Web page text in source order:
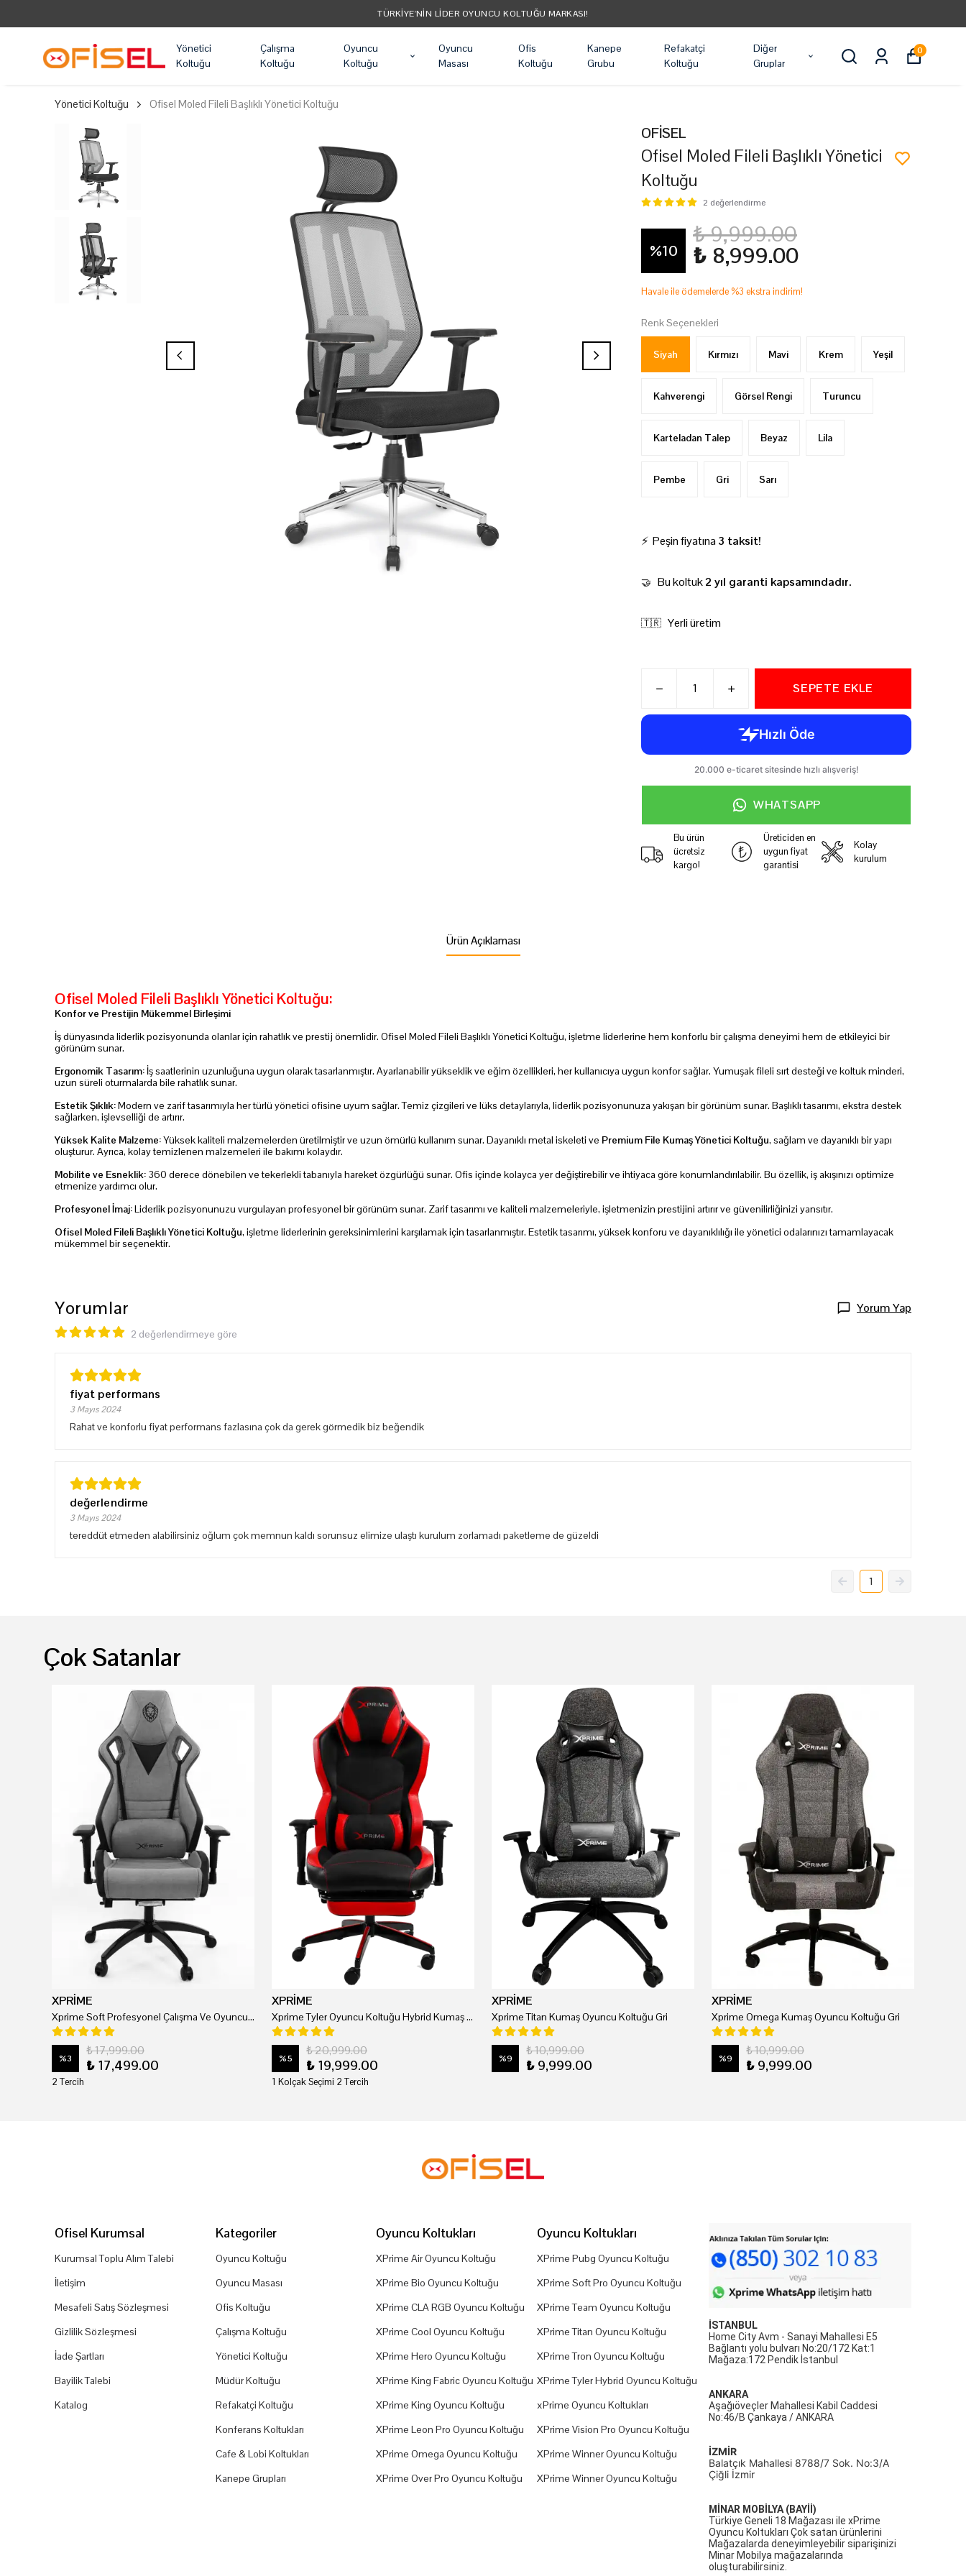
TÜRKIYE'NIN LIDER OYUNCU KOLTUĞU MARKASI!
Yönetici
Koltuğu
Çalışma
Koltuğu
Oyuncu
Koltuğu
Oyuncu
Masası
Ofis
Koltuğu
Kanepe
Grubu
Refakatçi
Koltuğu
Diğer
Gruplar
0
Yönetici Koltuğu Ofisel Moled Fileli Başlıklı Yönetici Koltuğu
OFİSEL
Ofisel Moled Fileli Başlıklı Yönetici
Koltuğu
2 değerlendirme
%10
₺ 9,999.00
₺ 8,999.00
Havale ile ödemelerde %3 ekstra indirim!
Renk Seçenekleri
Siyah Kırmızı Mavi Krem Yeşil
Kahverengi Görsel Rengi Turuncu
Karteladan Talep Beyaz Lila
Pembe Gri Sarı
⚡ Peşin fiyatına 3 taksit!
🤝 Bu koltuk2 yıl garanti kapsamındadır.
🇹🇷 Yerli üretim
SEPETE EKLE
WHATSAPP
Bu ürün
ücretsiz
kargo!
Üreticiden en
uygun fiyat
garantisi
Kolay
kurulum
Ürün Açıklaması
Ofisel Moled Fileli Başlıklı Yönetici Koltuğu:
Konfor ve Prestijin Mükemmel Birleşimi
İş dünyasında liderlik pozisyonunda olanlar için rahatlık ve prestij önemlidir. Ofisel Moled Fileli Başlıklı Yönetici Koltuğu, işletme liderlerine hem konforlu bir çalışma deneyimi hem de etkileyici bir
görünüm sunar.
Ergonomik Tasarım: İş saatlerinin uzunluğuna uygun olarak tasarlanmıştır. Ayarlanabilir yükseklik ve eğim özellikleri, her kullanıcıya uygun konfor sağlar. Yumuşak fileli sırt desteği ve koltuk minderi,
uzun süreli oturmalarda bile rahatlık sunar.
Estetik Şıklık:Modern ve zarif tasarımıyla her türlü yönetici ofisine uyum sağlar. Temiz çizgileri ve lüks detaylarıyla, liderlik pozisyonunuza yakışan bir görünüm sunar. Başlıklı tasarımı, ekstra destek
sağlarken, işlevselliği de artırır.
Yüksek Kalite Malzeme:Yüksek kaliteli malzemelerden üretilmiştir ve uzun ömürlü kullanım sunar. Dayanıklı metal iskeleti ve Premium File Kumaş Yönetici Koltuğu, sağlam ve dayanıklı bir yapı
oluşturur. Ayrıca, kolay temizlenen malzemeleri ile bakımı kolaydır.
Mobilite ve Esneklik: 360 derece dönebilen ve tekerlekli tabanıyla hareket özgürlüğü sunar. Ofis içinde kolayca yer değiştirebilir ve ihtiyaca göre konumlandırılabilir. Bu özellik, iş akışınızı optimize
etmenize yardımcı olur.
Profesyonel İmaj:Liderlik pozisyonunuzu vurgulayan profesyonel bir görünüm sunar. Zarif tasarımı ve kaliteli malzemeleriyle, işletmenizin prestijini artırır ve güvenilirliğinizi yansıtır.
Ofisel Moled Fileli Başlıklı Yönetici Koltuğu, işletme liderlerinin gereksinimlerini karşılamak için tasarlanmıştır. Estetik tasarımı, yüksek konforu ve dayanıklılığı ile yönetici odalarınızı tamamlayacak
mükemmel bir seçenektir.
Yorumlar Yorum Yap
2 değerlendirmeye göre
fiyat performans
3 Mayıs 2024
Rahat ve konforlu fiyat performans fazlasına çok da gerek görmedik biz beğendik
değerlendirme
3 Mayıs 2024
tereddüt etmeden alabilirsiniz oğlum çok memnun kaldı sorunsuz elimize ulaştı kurulum zorlamadı paketleme de güzeldi
1
Çok Satanlar
XPRİME
Xprime Soft Profesyonel Çalışma Ve Oyuncu Koltuğu
%3
₺ 17,999.00
₺ 17,499.00
2 Tercih
XPRİME
Xprime Tyler Oyuncu Koltuğu Hybrid Kumaş Kırmızı
%5
₺ 20,999.00
₺ 19,999.00
1 Kolçak Seçimi 2 Tercih
XPRİME
Xprime Titan Kumaş Oyuncu Koltuğu Gri
%9
₺ 10,999.00
₺ 9,999.00
XPRİME
Xprime Omega Kumaş Oyuncu Koltuğu Gri
%9
₺ 10,999.00
₺ 9,999.00
Ofisel Kurumsal
Kurumsal Toplu Alım Talebi
İletişim
Mesafeli Satış Sözleşmesi
Gizlilik Sözleşmesi
İade Şartları
Bayilik Talebi
Katalog
Kategoriler
Oyuncu Koltuğu
Oyuncu Masası
Ofis Koltuğu
Çalışma Koltuğu
Yönetici Koltuğu
Müdür Koltuğu
Refakatçi Koltuğu
Konferans Koltukları
Cafe & Lobi Koltukları
Kanepe Grupları
Oyuncu Koltukları
XPrime Air Oyuncu Koltuğu
XPrime Bio Oyuncu Koltuğu
XPrime CLA RGB Oyuncu Koltuğu
XPrime Cool Oyuncu Koltuğu
XPrime Hero Oyuncu Koltuğu
XPrime King Fabric Oyuncu Koltuğu
XPrime King Oyuncu Koltuğu
XPrime Leon Pro Oyuncu Koltuğu
XPrime Omega Oyuncu Koltuğu
XPrime Over Pro Oyuncu Koltuğu
Oyuncu Koltukları
XPrime Pubg Oyuncu Koltuğu
XPrime Soft Pro Oyuncu Koltuğu
XPrime Team Oyuncu Koltuğu
XPrime Titan Oyuncu Koltuğu
XPrime Tron Oyuncu Koltuğu
XPrime Tyler Hybrid Oyuncu Koltuğu
xPrime Oyuncu Koltukları
XPrime Vision Pro Oyuncu Koltuğu
XPrime Winner Oyuncu Koltuğu
XPrime Winner Oyuncu Koltuğu
İSTANBUL
Home City Avm - Sanayi Mahallesi E5
Bağlantı yolu bulvarı No:20/172 Kat:1
Mağaza:172 Pendik İstanbul
ANKARA
Aşağıöveçler Mahallesi Kabil Caddesi
No:46/B Çankaya / ANKARA
İZMİR
Balatçık Mahallesi 8788/7 Sok. No:3/A
Çiğli İzmir
MİNAR MOBİLYA (BAYİİ)
Türkiye Geneli 18 Mağazası ile xPrime
Oyuncu Koltukları Çok satan ürünlerini
Mağazalarda deneyimleyebilir siparişinizi
Minar Mobilya mağazalarında
oluşturabilirsiniz.